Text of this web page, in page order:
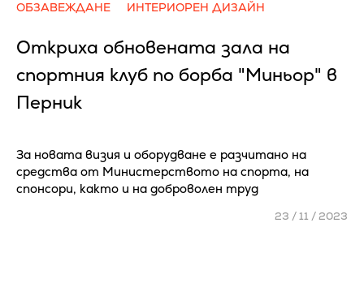
ОБЗАВЕЖДАНЕ ИНТЕРИОРЕН ДИЗАЙН
Откриха обновената зала на
спортния клуб по борба "Миньор" в
Перник
За новата визия и оборудване е разчитано на
средства от Министерството на спорта, на
спонсори, както и на доброволен труд
23 / 11 / 2023